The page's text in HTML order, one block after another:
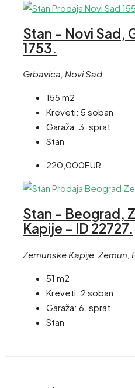
Stan – Novi Sad,
1753.
Grbavica, Novi Sad
155 m2
Kreveti: 5 soban
Garaža: 3. sprat
Stan
220,000EUR
Stan – Beograd,
Kapije – ID 22727.
Zemunske Kapije, Zemun,
51 m2
Kreveti: 2 soban
Garaža: 6. sprat
Stan